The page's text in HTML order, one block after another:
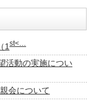
1 st<…
活動の実施につい
会について